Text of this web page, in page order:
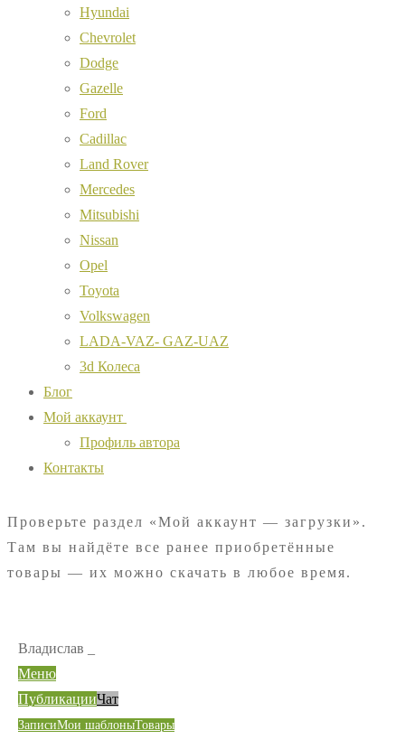
Hyundai
Chevrolet
Dodge
Gazelle
Ford
Cadillac
Land Rover
Mercedes
Mitsubishi
Nissan
Opel
Toyota
Volkswagen
LADA-VAZ- GAZ-UAZ
3d Колеса
Блог
Мой аккаунт
Профиль автора
Контакты
Проверьте раздел «Мой аккаунт — загрузки».
Там вы найдёте все ранее приобретённые
товары — их можно скачать в любое время.
Владислав _
Меню
ПубликацииЧат
ЗаписиМои шаблоныТовары